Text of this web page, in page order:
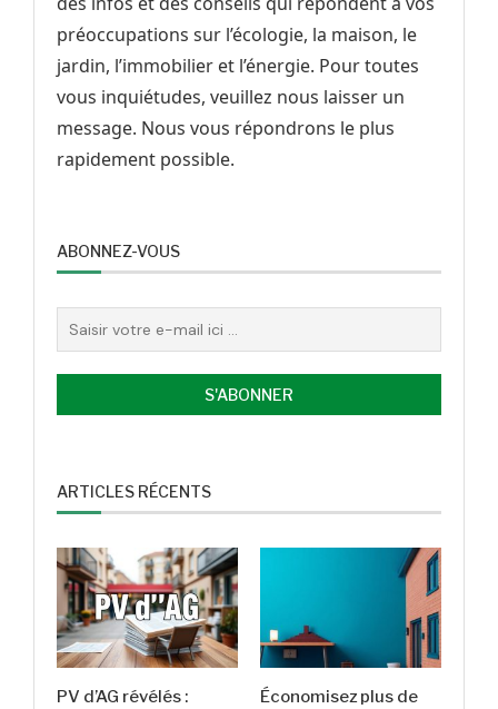
préoccupations sur l’écologie, la maison, le
jardin, l’immobilier et l’énergie. Pour toutes
vous inquiétudes, veuillez nous laisser un
message. Nous vous répondrons le plus
rapidement possible.
ABONNEZ-VOUS
ARTICLES RÉCENTS
PV d’AG révélés :
Économisez plus de